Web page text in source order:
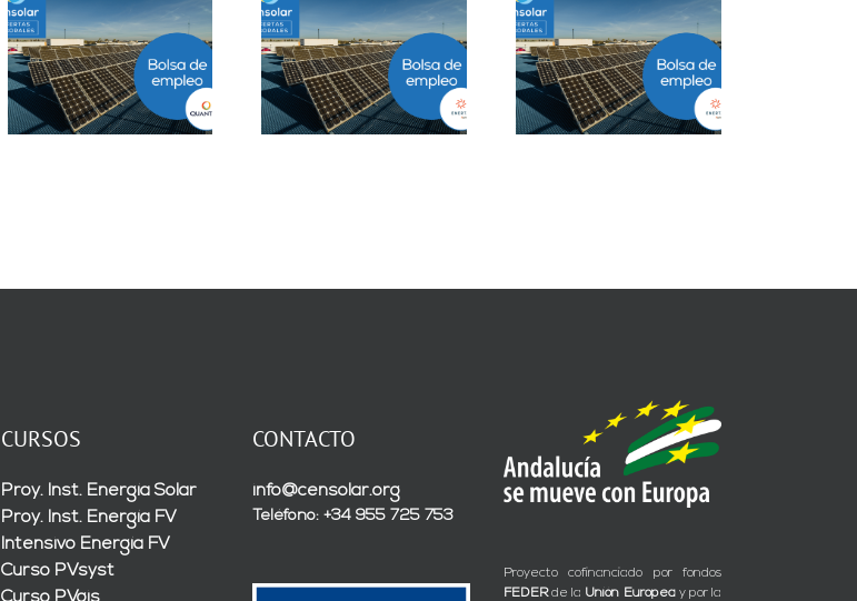
Solar Testing
Technician en Madrid
Project Manager
BESS en Ciudad de
México
Closer B2B Energía
Grandes Cuentas en
Málaga
CURSOS
Proy. Inst. Energía Solar
Proy. Inst. Energía FV
Intensivo Energía FV
Curso PVsyst
Curso PVgis
CONTACTO
info@censolar.org
Teléfono: +34 955 725 753
Proyecto cofinanciado por fondos
FEDERde la Unión Europeay por la